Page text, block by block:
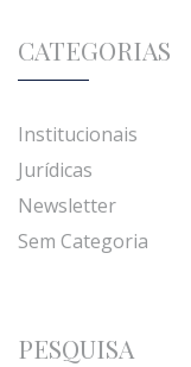
CATEGORIAS
Institucionais
Jurídicas
Newsletter
Sem Categoria
PESQUISA